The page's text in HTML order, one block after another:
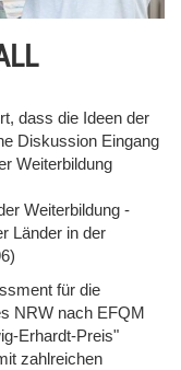
dass die Ideen der
Diskussion Eingang
Weiterbildung
Weiterbildung -
Länder in der
für die
NRW nach EFQM
Erhardt-Preis"
zahlreichen